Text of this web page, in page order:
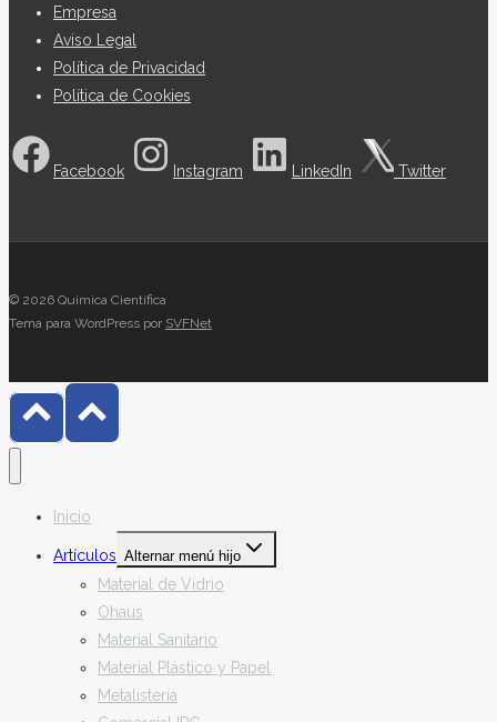
Empresa
Aviso Legal
Política de Privacidad
Política de Cookies
Facebook Instagram LinkedIn Twitter
© 2026 Química Científica
Tema para WordPress por SVFNet
Inicio
Artículos Alternar menú hijo
Material de Vidrio
Ohaus
Material Sanitario
Material Plástico y Papel
Metalistería